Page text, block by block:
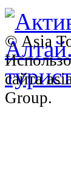
© Asia
сайта
Group.